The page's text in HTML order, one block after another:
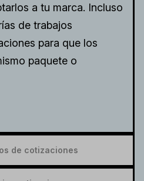
a tu marca. Incluso
de trabajos
para que los
paquete o
de cotizaciones